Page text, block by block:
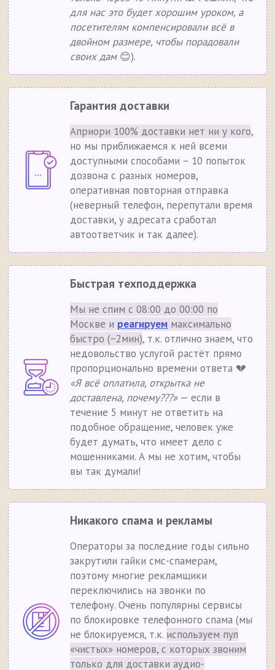
для нас это будет хорошим уроком, а
посетителям компенсировали всё в
двойном размере, чтобы порадовали
своих дам😊).
Гарантия доставки
Априори 100% доставки нет ни у кого,
но мы приближаемся к ней всеми
доступными способами – 10 попыток
дозвона с разных номеров,
оперативная повторная отправка
(неверный телефон, перепутали время
доставки, у адресата сработал
автоответчик и так далее).
Быстрая техподдержка
Мы не спим с 08:00 до 00:00 по
Москве и реагируем максимально
быстро (~2мин), т.к. отлично знаем, что
недовольство услугой растёт прямо
пропорционально времени ответа 💔
«Я всё оплатила, открытка не
доставлена, почему???»— если в
течение 5 минут не ответить на
подобное обращение, человек уже
будет думать, что имеет дело с
мошенниками. А мы не хотим, чтобы
вы так думали!
Никакого спама и рекламы
Операторы за последние годы сильно
закрутили гайки смс-спамерам,
поэтому многие рекламщики
переключились на звонки по
телефону. Очень популярны сервисы
по блокировке телефонного спама (мы
не блокируемся, т.к. используем пул
«чистых» номеров, с которых звоним
только для доставки аудио-